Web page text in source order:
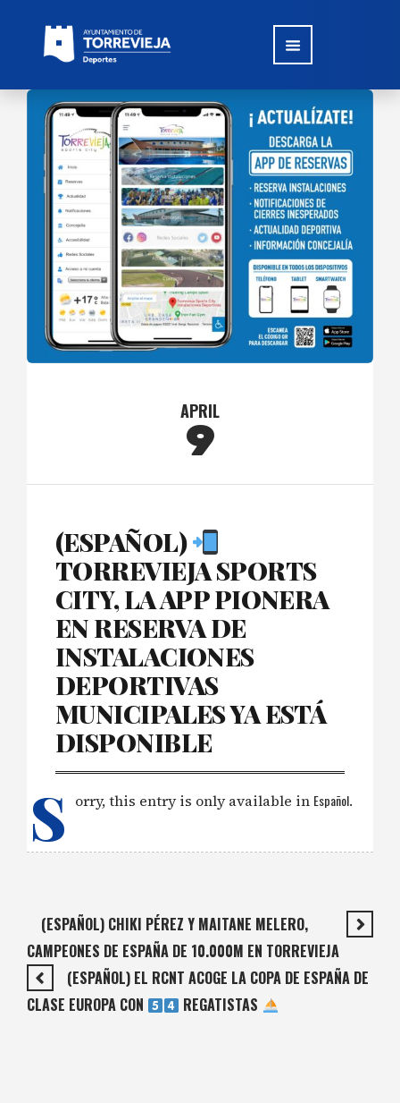
APRIL
9
(ESPAÑOL)
TORREVIEJA SPORTS
CITY, LA APP PIONERA
EN RESERVA DE
INSTALACIONES
DEPORTIVAS
MUNICIPALES YA ESTÁ
DISPONIBLE
S orry, this entry is only available in Español.
(ESPAÑOL) CHIKI PÉREZ Y MAITANE MELERO,
CAMPEONES DE ESPAÑA DE 10.000M EN TORREVIEJA
(ESPAÑOL) EL RCNT ACOGE LA COPA DE ESPAÑA DE
CLASE EUROPA CON
REGATISTAS